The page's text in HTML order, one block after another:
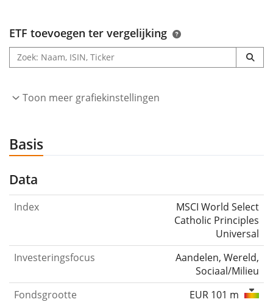
ETF toevoegen ter vergelijking
Toon meer grafiekinstellingen
Basis
Data
Index
MSCI World Select
Catholic Principles
Universal
Investeringsfocus
Aandelen, Wereld,
Sociaal/Milieu
Fondsgrootte
EUR 101 m